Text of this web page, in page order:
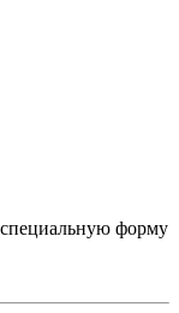
специальную форму